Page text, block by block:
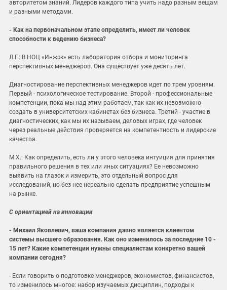
авторитетом знаний. Лидеров каждого типа учить надо разным вещам
и разными методами.
- Как на первоначальном этапе определить, имеет ли человек
способности к ведению бизнеса?
Л.Г.: В НОЦ «Инжэк» есть лаборатория отбора и мониторинга
перспективных менеджеров. Она существует уже десять лет.
Диагностирование перспективных менеджеров идет по трем уровням.
Первый - психологическое тестирование. Второй - профессиональные
компетенции, пока мы над этим работаем, так как их невозможно
создать в университетских кабинетах без бизнеса. Третий - участие в
диагностических, как мы их называем, деловых играх, где человек
через реальные действия проверяется на компетентность и лидерские
качества.
М.Х.: Как определить, есть ли у этого человека интуиция для принятия
правильного решения в тех или иных ситуациях? Ее невозможно
выявить на глазок и измерить, это отдельный вопрос для
исследований, но без нее нереально сделать предприятие успешным
на рынке.
С ориентацией на инновации
- Михаил Яковлевич, ваша компания давно является клиентом
системы высшего образования. Как оно изменилось за последние 10 -
15 лет? Какие компетенции нужны специалистам конкретно вашей
компании сегодня?
- Если говорить о подготовке менеджеров, экономистов, финансистов,
то изменилось многое: набор изучаемых дисциплин, подходы к